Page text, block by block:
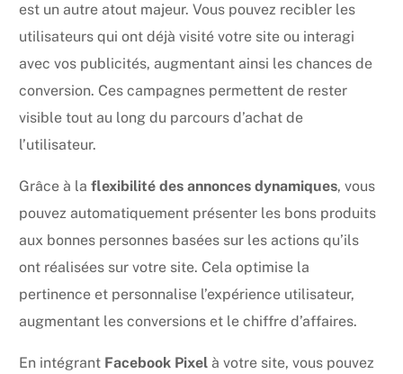
est un autre atout majeur. Vous pouvez recibler les
utilisateurs qui ont déjà visité votre site ou interagi
avec vos publicités, augmentant ainsi les chances de
conversion. Ces campagnes permettent de rester
visible tout au long du parcours d’achat de
l’utilisateur.
Grâce à laflexibilité des annonces dynamiques, vous
pouvez automatiquement présenter les bons produits
aux bonnes personnes basées sur les actions qu’ils
ont réalisées sur votre site. Cela optimise la
pertinence et personnalise l’expérience utilisateur,
augmentant les conversions et le chiffre d’affaires.
En intégrant Facebook Pixel à votre site, vous pouvez